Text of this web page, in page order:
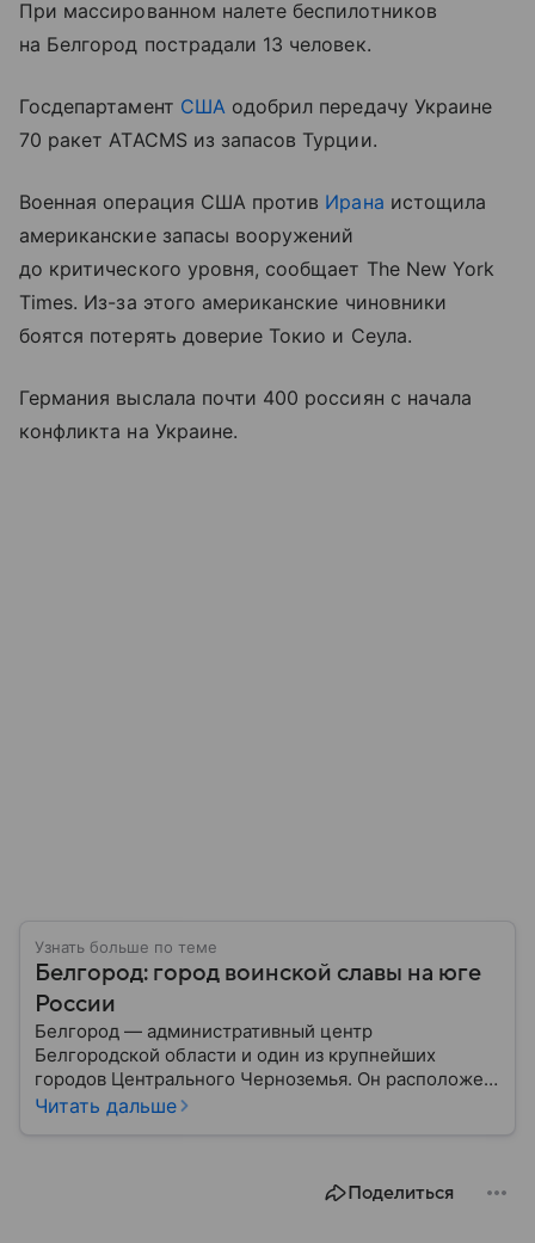
При массированном налете беспилотников
на Белгород пострадали 13 человек.
Госдепартамент США одобрил передачу Украине
70 ракет ATACMS из запасов Турции.
Военная операция США против Ирана истощила
американские запасы вооружений
до критического уровня, сообщает The New York
Times. Из-за этого американские чиновники
боятся потерять доверие Токио и Сеула.
Германия выслала почти 400 россиян с начала
конфликта на Украине.
Узнать больше по теме
Белгород: город воинской славы на юге
России
Белгород — административный центр
Белгородской области и один из крупнейших
городов Центрального Черноземья. Он расположен
недалеко от российско-украинской границы и
становился ареной крупных военных событий, а
Читать дальше
Поделиться